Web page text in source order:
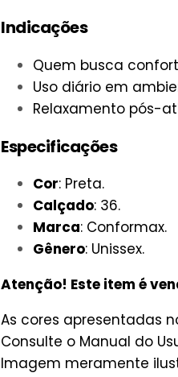
Indicações
Quem busca
Uso diário em
Relaxamento pós-
Especificações
Cor: Preta.
Calçado: 36.
Marca: Conformax.
Gênero: Unissex.
Atenção! Este item é
As cores apresentadas
Consulte o Manual do
Imagem meramente